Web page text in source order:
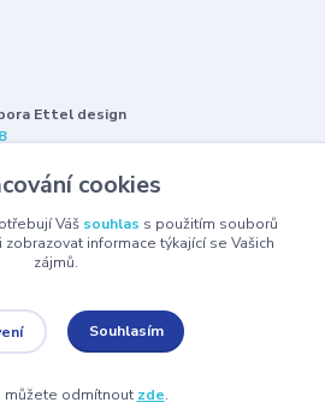
Ettel design
na
Eshop-rychle.cz
cookies
Váš souhlas s použitím souborů
informace týkající se Vašich
zájmů.
Souhlasím
můžete odmítnout zde.